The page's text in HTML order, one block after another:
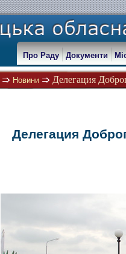
Новини Делегация
Про Раду Документи
Делегация